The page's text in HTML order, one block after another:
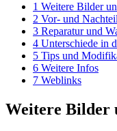
1 Weitere Bilder
2 Vor- und
3 Reparatur und
4 Unterschiede in
5 Tips und
6 Weitere Infos
7 Weblinks
Weitere Bilder